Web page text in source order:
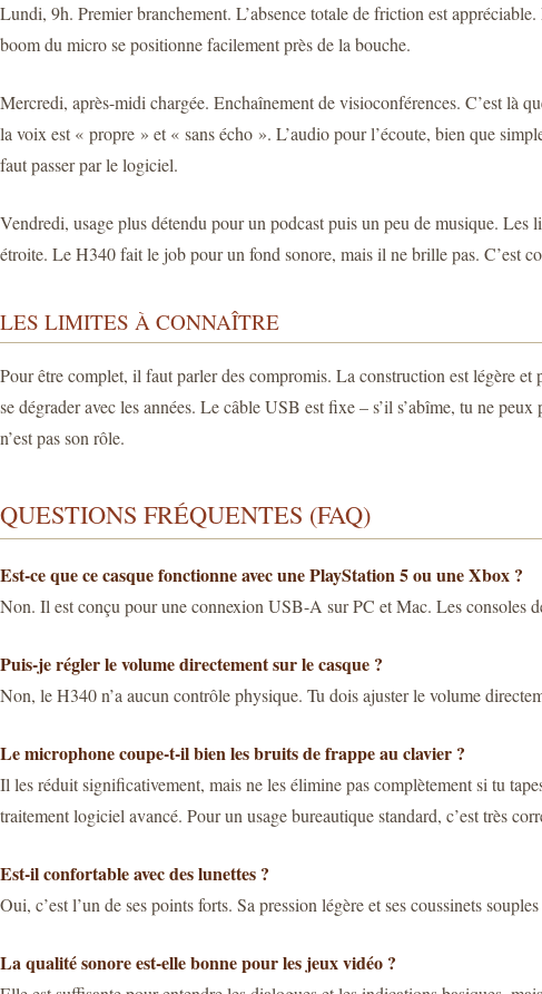
Lundi, 9h. Premier branchement. L’absence totale de friction est
boom du micro se positionne facilement près de la bouche.
Mercredi, après-midi chargée. Enchaînement de visioconférences. C’est là
la voix est « propre » et « sans écho ». L’audio pour l’écoute, bien que
faut passer par le logiciel.
Vendredi, usage plus détendu pour un podcast puis un peu de musique. Les
étroite. Le H340 fait le job pour un fond sonore, mais il ne brille pas. C’est
LES LIMITES À CONNAÎTRE
Pour être complet, il faut parler des compromis. La construction est légère
se dégrader avec les années. Le câble USB est fixe – s’il s’abîme, tu ne
n’est pas son rôle.
QUESTIONS FRÉQUENTES (FAQ)
Est-ce que ce casque fonctionne avec une PlayStation 5 ou une Xbox ?
Non. Il est conçu pour une connexion USB-A sur PC et Mac. Les consoles
Puis-je régler le volume directement sur le casque ?
Non, le H340 n’a aucun contrôle physique. Tu dois ajuster le volume
Le microphone coupe-t-il bien les bruits de frappe au clavier ?
Il les réduit significativement, mais ne les élimine pas complètement si tu
traitement logiciel avancé. Pour un usage bureautique standard, c’est très
Est-il confortable avec des lunettes ?
Oui, c’est l’un de ses points forts. Sa pression légère et ses coussinets
La qualité sonore est-elle bonne pour les jeux vidéo ?